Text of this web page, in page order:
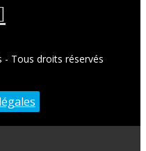
Tous droits réservés